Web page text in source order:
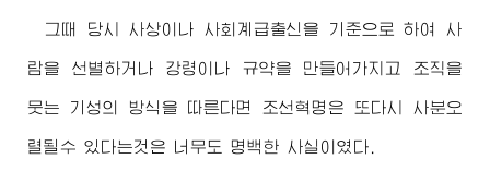
그때 당시 사상이나 사회계급출신을 기준으로 하여 사
람을 선별하거나 강령이나 규약을 만들어가지고 조직을
뭇는 기성의 방식을 따른다면 조선혁명은 또다시 사분오
렬될수 있다는것은 너무도 명백한 사실이였다.